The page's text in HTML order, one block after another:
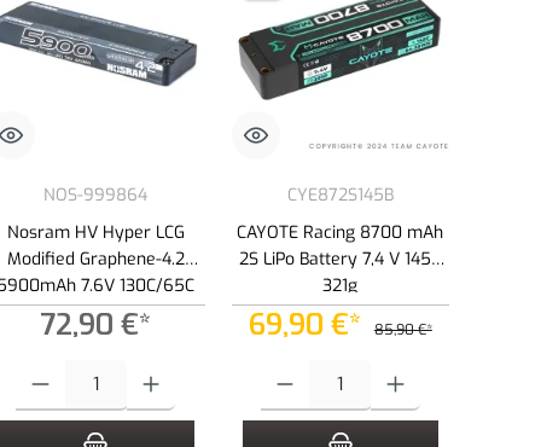
NOS-999864
Nosram HV Hyper LCG
Modified Graphene-4.2
7.6V 130C/65C
LiPo Battery - 217g
72,90 €*
CYE872S145B
CAYOTE Racing 8700 mAh
2S LiPo Battery 7,4 V 145C
321g
69,90 €* 85,90 €*